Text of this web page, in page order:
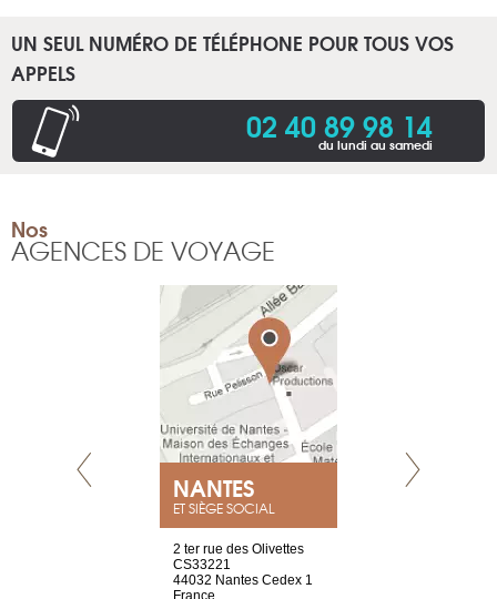
UN SEUL NUMÉRO DE TÉLÉPHONE POUR TOUS VOS
APPELS
02 40 89 98 14
du lundi au samedi
Nos
AGENCES DE VOYAGE
NANTES
ET SIÈGE SOCIAL
2 ter rue des Olivettes
CS33221
44032 Nantes Cedex 1
France